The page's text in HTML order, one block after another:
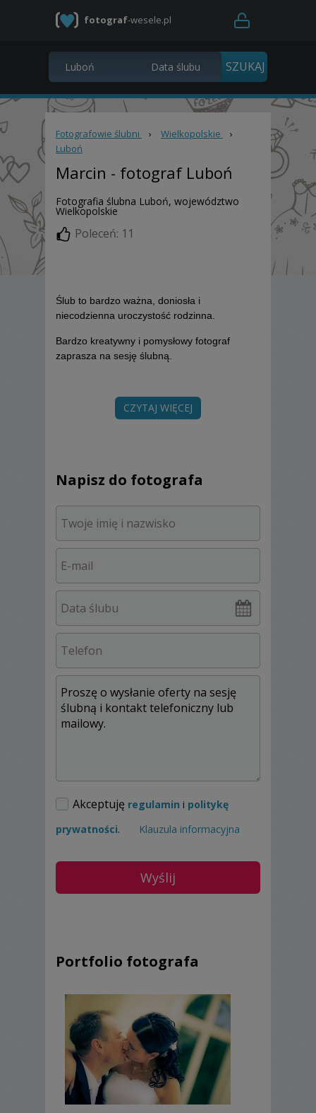
fotograf-wesele.pl
Fotografowie ślubni › Wielkopolskie
›
Luboń
Marcin - fotograf Luboń
Fotografia ślubna Luboń, województwo
Wielkopolskie
Poleceń: 11
Ślub to bardzo ważna, doniosła i
niecodzienna uroczystość rodzinna.
Bardzo kreatywny i pomysłowy fotograf
zaprasza na sesję ślubną.
CZYTAJ WIĘCEJ
Napisz do fotografa
Akceptuję regulamin i politykę
prywatności. Klauzula informacyjna
Portfolio fotografa